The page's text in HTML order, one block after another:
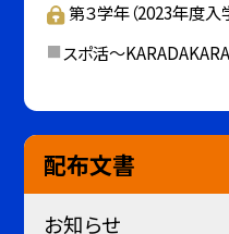
第３学年（2023年度入
スポ活～
配布文書
お知らせ